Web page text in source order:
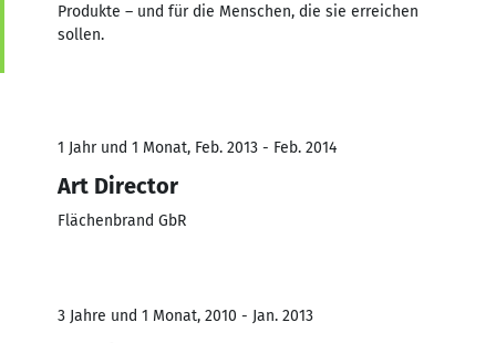
Produkte – und für die Menschen, die sie erreichen
sollen.
1 Jahr und 1 Monat, Feb. 2013 - Feb. 2014
Art Director
Flächenbrand GbR
3 Jahre und 1 Monat, 2010 - Jan. 2013